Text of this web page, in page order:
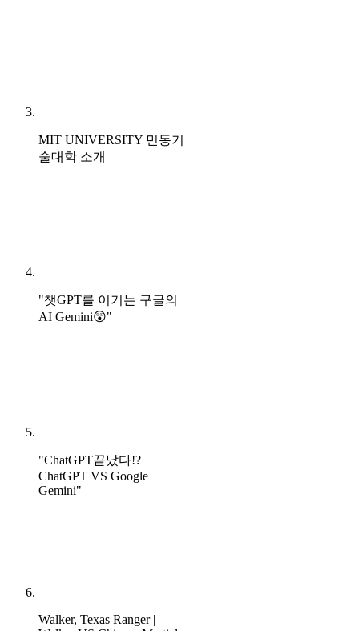
MIT UNIVERSITY 민동기
술대학 소개
"챗GPT를 이기는 구글의
AI Gemini😲"
"ChatGPT끝났다!?
ChatGPT VS Google
Gemini"
Walker, Texas Ranger |